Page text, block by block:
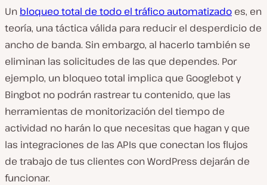
Un bloqueo total de todo el tráfico automatizado es, en
teoría, una táctica válida para reducir el desperdicio de
ancho de banda. Sin embargo, al hacerlo también se
eliminan las solicitudes de las que dependes. Por
ejemplo, un bloqueo total implica que Googlebot y
Bingbot no podrán rastrear tu contenido, que las
herramientas de monitorización del tiempo de
actividad no harán lo que necesitas que hagan y que
las integraciones de las APIs que conectan los flujos
de trabajo de tus clientes con WordPress dejarán de
funcionar.